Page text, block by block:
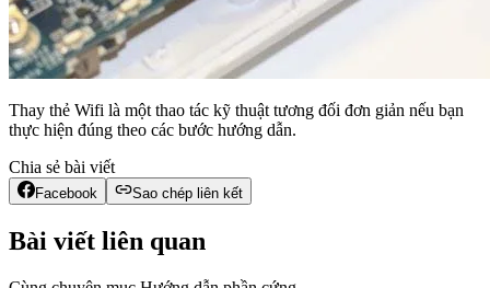
Thay thẻ Wifi là một thao tác kỹ thuật tương đối đơn giản nếu bạn
thực hiện đúng theo các bước hướng dẫn.
Chia sẻ bài viết
Facebook Sao chép liên kết
Bài viết liên quan